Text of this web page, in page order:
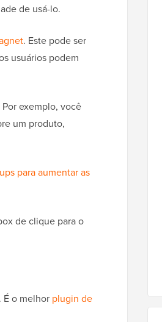
de usá-lo.
. Este pode ser
usuários podem
exemplo, você
um produto,
para aumentar as
de clique para o
É o melhor plugin de